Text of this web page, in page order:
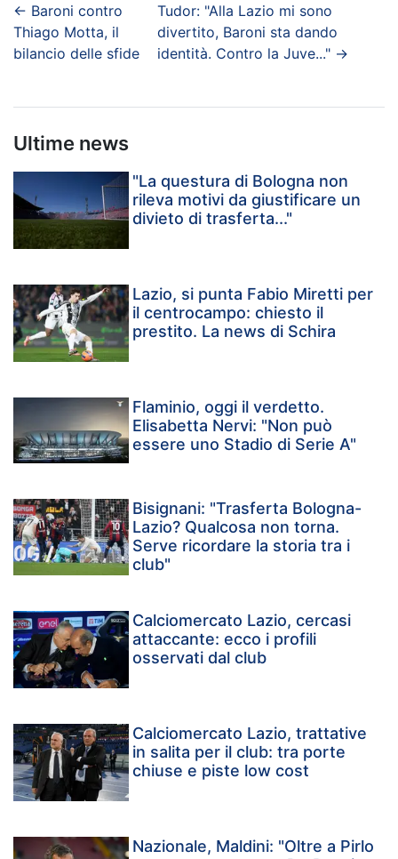
← Baroni contro
Thiago Motta, il
bilancio delle sfide
Tudor: "Alla Lazio mi sono
divertito, Baroni sta dando
identità. Contro la Juve..."→
Ultime news
"La questura di Bologna non
rileva motivi da giustificare un
divieto di trasferta..."
Lazio, si punta Fabio Miretti per
il centrocampo: chiesto il
prestito. La news di Schira
Flaminio, oggi il verdetto.
Elisabetta Nervi: "Non può
essere uno Stadio di Serie A"
Bisignani: "Trasferta Bologna-
Lazio? Qualcosa non torna.
Serve ricordare la storia tra i
club"
Calciomercato Lazio, cercasi
attaccante: ecco i profili
osservati dal club
Calciomercato Lazio, trattative
in salita per il club: tra porte
chiuse e piste low cost
Nazionale, Maldini: "Oltre a Pirlo